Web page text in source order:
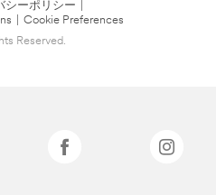
シーポリシー
Cookie Preferences
Reserved.